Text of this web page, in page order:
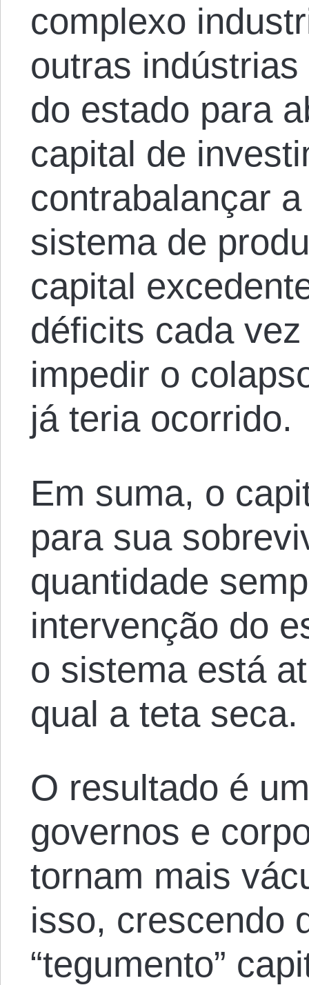
complexo
outras
do estado para
capital de
contrabalançar
sistema de
capital
déficits cada
impedir o
já teria ocorrido.
Em suma, o
para sua
quantidade
intervenção do
o sistema está
qual a teta seca.
O resultado é
governos e
tornam mais
isso, crescendo
“tegumento”